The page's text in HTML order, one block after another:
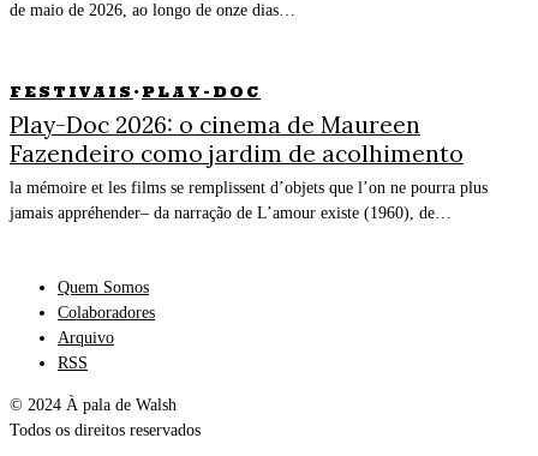
de maio de 2026, ao longo de onze dias…
FESTIVAIS · PLAY-DOC
Play-Doc 2026: o cinema de Maureen
Fazendeiro como jardim de acolhimento
la mémoire et les films se remplissent d’objets que l’on ne pourra plus
jamais appréhender– da narração de L’amour existe (1960), de…
Quem Somos
Colaboradores
Arquivo
RSS
© 2024 À pala de Walsh
Todos os direitos reservados